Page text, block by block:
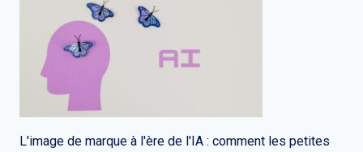
L'image de marque à l'ère de l'IA : comment les petites